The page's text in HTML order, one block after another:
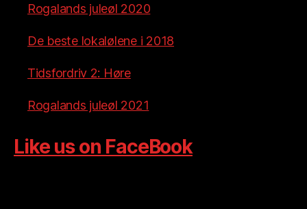
Rogalands juleøl 2020
De beste lokalølene i 2018
Tidsfordriv 2: Høre
Rogalands juleøl 2021
Like us on FaceBook